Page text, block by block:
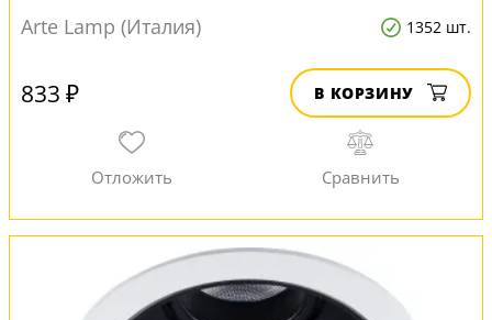
Arte Lamp (Италия) 1352 шт.
833 ₽ В КОРЗИНУ